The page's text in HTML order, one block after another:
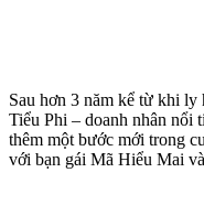
Sau hơn 3 năm kể từ khi
Tiểu Phi – doanh nhân nổi
thêm một bước mới trong
với bạn gái Mã Hiểu Mai